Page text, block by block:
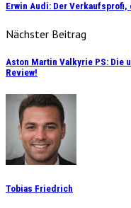
Erwin Audi: Der
Nächster Beitrag
Aston Martin Valkyrie PS: Die
Review!
Tobias Friedrich